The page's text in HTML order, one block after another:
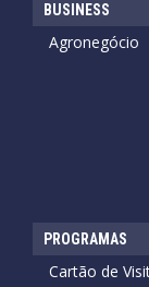
BUSINESS
Agronegócio
PROGRAMAS
Cartão de